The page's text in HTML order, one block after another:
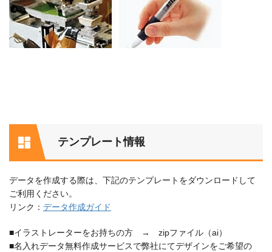
テンプレート情報
データを作成する際は、下記のテンプレートをダウンロードして
ご利用ください。
リンク： データ作成ガイド
■イラストレーターをお持ちの方 → zipファイル（ai）
■名入れデータ無料作成サービスで弊社にてデザインをご希望の